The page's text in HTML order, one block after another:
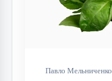
Павло Мельниченко